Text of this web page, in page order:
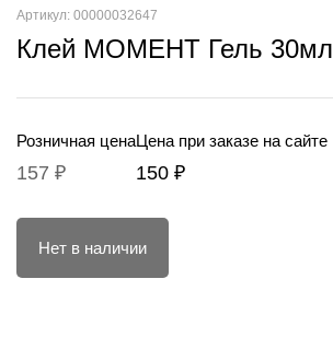
Артикул: 00000032647
Клей МОМЕНТ Гель 30мл
Розничная цена
157 ₽
Цена при заказе на сайте
150 ₽
Нет в наличии